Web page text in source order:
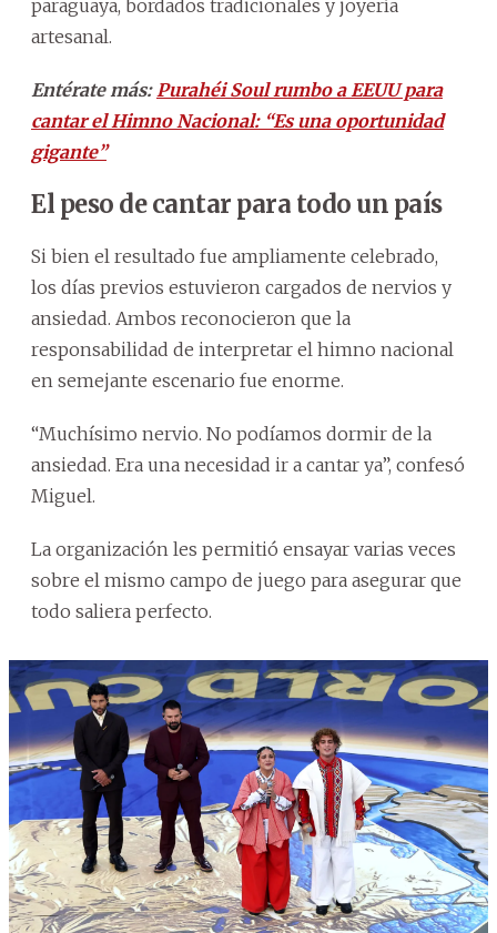
paraguaya, bordados tradicionales y joyería
artesanal.
Entérate más: Purahéi Soul rumbo a EEUU para
cantar el Himno Nacional: “Es una oportunidad
gigante”
El peso de cantar para todo un país
Si bien el resultado fue ampliamente celebrado,
los días previos estuvieron cargados de nervios y
ansiedad. Ambos reconocieron que la
responsabilidad de interpretar el himno nacional
en semejante escenario fue enorme.
“Muchísimo nervio. No podíamos dormir de la
ansiedad. Era una necesidad ir a cantar ya”, confesó
Miguel.
La organización les permitió ensayar varias veces
sobre el mismo campo de juego para asegurar que
todo saliera perfecto.